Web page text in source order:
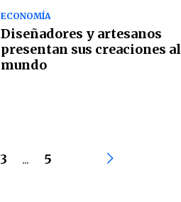
ECONOMÍA
Diseñadores y artesanos
presentan sus creaciones al
mundo
3 ... 5